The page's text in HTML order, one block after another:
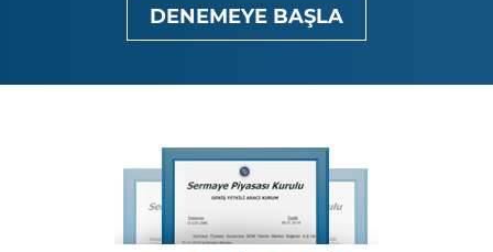
DENEMEYE BAŞLA